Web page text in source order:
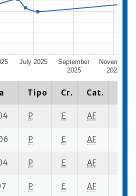
July 2025
September
2025
November
2025
Tipo Cr. Cat.
P E AF
P E AF
P E AF
P E AF